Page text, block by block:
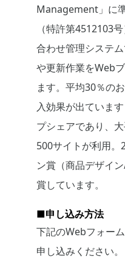
Management」に
（特許第4512103
合わせ管理システ
や更新作業をWeb
ます。平均30％の
入効果が出ていま
プシェアであり、
500サイトが利用。
ン賞（商品デザイ
賞しています。
■申し込み方法
下記のWebフォー
申し込みください。